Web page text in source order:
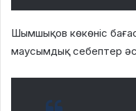
Шымшықов көкөніс
маусымдық себептер